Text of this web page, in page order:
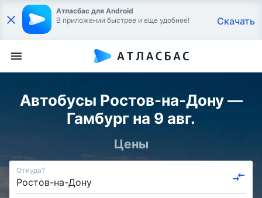
Атласбас для Android
В приложении быстрее и еще удобнее!
Скачать
Автобусы Ростов-на-Дону —
Гамбург на 9 авг.
Цены
Откуда?